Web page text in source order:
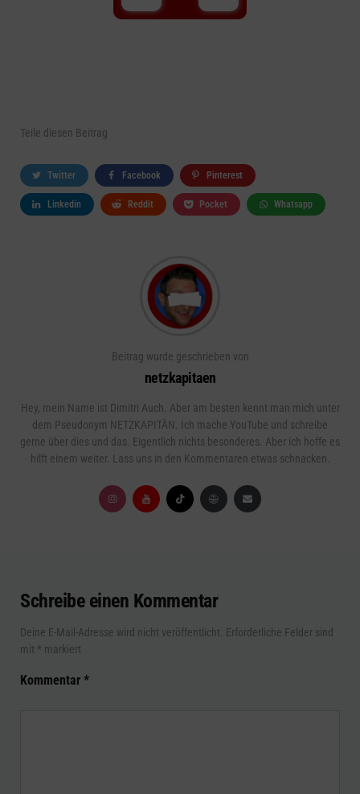
Teile diesen Beitrag
Twitter Facebook Pinterest
Linkedin Reddit Pocket Whatsapp
Beitrag wurde geschrieben von
netzkapitaen
Hey, mein Name ist Dimitri Auch. Aber am besten kennt man mich unter
dem Pseudonym NETZKAPITÄN. Ich mache YouTube und schreibe
gerne über dies und das. Eigentlich nichts besonderes. Aber ich hoffe es
hilft einem weiter. Lass uns in den Kommentaren etwas schnacken.
Schreibe einen Kommentar
Deine E-Mail-Adresse wird nicht veröffentlicht. Erforderliche Felder sind
mit * markiert
Kommentar *